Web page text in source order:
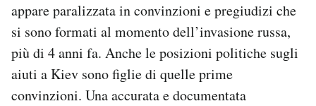
AREA PERSONALE
Entra
appare paralizzata in convinzioni e pregiudizi che
si sono formati al momento dell’invasione russa,
più di 4 anni fa. Anche le posizioni politiche sugli
aiuti a Kiev sono figlie di quelle prime
convinzioni. Una accurata e documentata